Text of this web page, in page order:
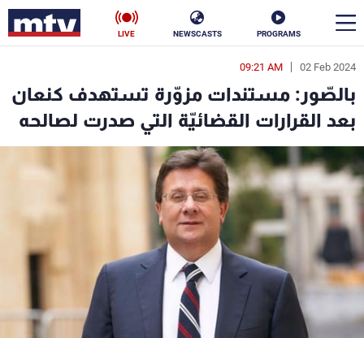
PROGRAMS
NEWSCASTS
LIVE
02 Feb 2024
09:21 AM
بالصّور: مستندات مزوّرة تستهدف كنعان
بعد القرارات القضائيّة التي صدرت لصالحه
en
الأخبار
سياسة ناس
إقتصاد فن
منوعات رياضة
كأس العالم